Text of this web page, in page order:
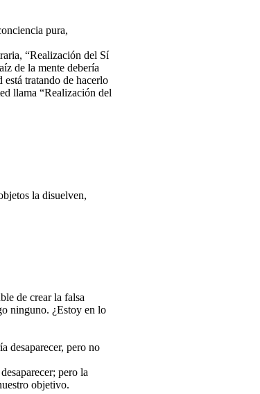
pura,
“Realización del Sí
de la mente debería
está tratando de hacerlo
llama “Realización del
la disuelven,
de crear la falsa
ninguno. ¿Estoy en lo
desaparecer, pero no
pero la
objetivo.